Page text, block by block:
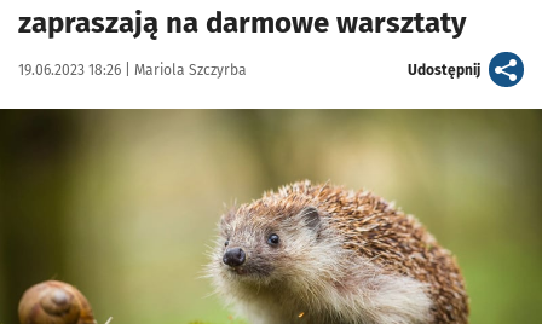
zapraszają na darmowe warsztaty
Data publikacji:
19.06.2023 18:26 | Autor:
Mariola Szczyrba Udostępnijartykuł